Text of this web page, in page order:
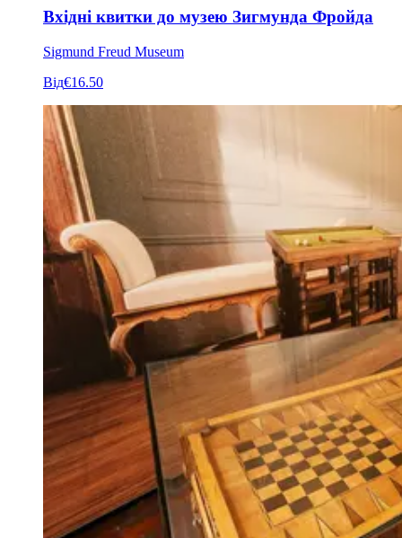
Вхідні квитки до музею Зигмунда Фройда
Sigmund Freud Museum
Від€16.50